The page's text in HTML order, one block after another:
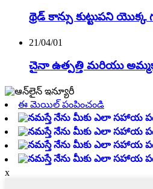
థ్రెడ్ కాన్సు కుట్టుపని యొక్క
21/04/01
చైనా ఉత్పత్తి మరియు
ఈ మెయిల్ పంపించండి
x